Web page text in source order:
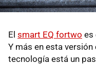
El smart EQ fortwo es
Y más en esta
tecnología está un